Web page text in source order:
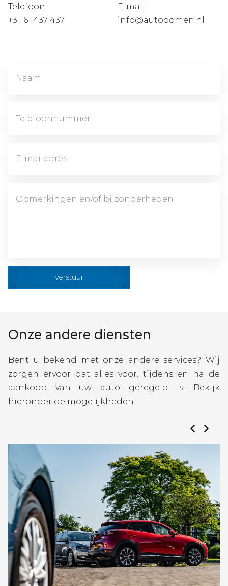
Telefoon
+31161 437 437
E-mail
info@autooomen.nl
verstuur
Onze andere diensten
Bent u bekend met onze andere services? Wij
zorgen ervoor dat alles voor, tijdens en na de
aankoop van uw auto geregeld is. Bekijk
hieronder de mogelijkheden